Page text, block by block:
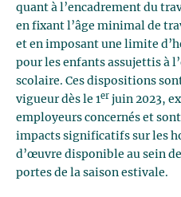
quant à l’encadrement du
en fixant l’âge minimal de
et en imposant une limite
pour les enfants assujettis à
scolaire. Ces dispositions
vigueur dès le 1er juin 2023,
employeurs concernés et
impacts significatifs sur les
d’œuvre disponible au sein
portes de la saison estivale.